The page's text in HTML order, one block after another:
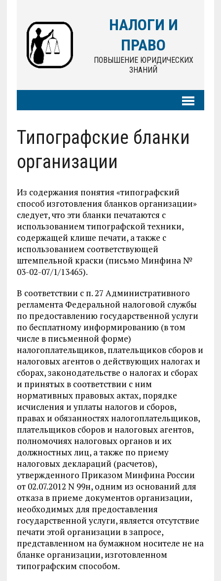
НАЛОГИ И
ПРАВО
ПОВЫШЕНИЕ ЮРИДИЧЕСКИХ
ЗНАНИЙ
Типографские бланки
организации
Из содержания понятия «типографский
способ изготовления бланков организации»
следует, что эти бланки печатаются с
использованием типографской техники,
содержащей клише печати, а также с
использованием соответствующей
штемпельной краски (письмо Минфина №
03-02-07/1/13465).
В соответствии с п. 27 Административного
регламента Федеральной налоговой службы
по предоставлению государственной услуги
по бесплатному информированию (в том
числе в письменной форме)
налогоплательщиков, плательщиков сборов и
налоговых агентов о действующих налогах и
сборах, законодательстве о налогах и сборах
и принятых в соответствии с ним
нормативных правовых актах, порядке
исчисления и уплаты налогов и сборов,
правах и обязанностях налогоплательщиков,
плательщиков сборов и налоговых агентов,
полномочиях налоговых органов и их
должностных лиц, а также по приему
налоговых деклараций (расчетов),
утвержденного Приказом Минфина России
от 02.07.2012 N 99н, одним из оснований для
отказа в приеме документов организации,
необходимых для предоставления
государственной услуги, является отсутствие
печати этой организации в запросе,
представленном на бумажном носителе не на
бланке организации, изготовленном
типографским способом.